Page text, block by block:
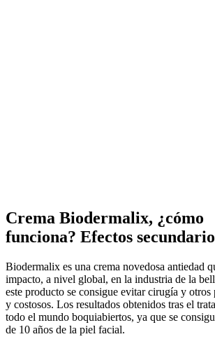
Crema Biodermalix, ¿cómo
funciona? Efectos
Biodermalix es una crema novedosa antiedad
impacto, a nivel global, en la industria de la
este producto se consigue evitar cirugía y otros
y costosos. Los resultados obtenidos tras el
todo el mundo boquiabiertos, ya que se
de 10 años de la piel facial.